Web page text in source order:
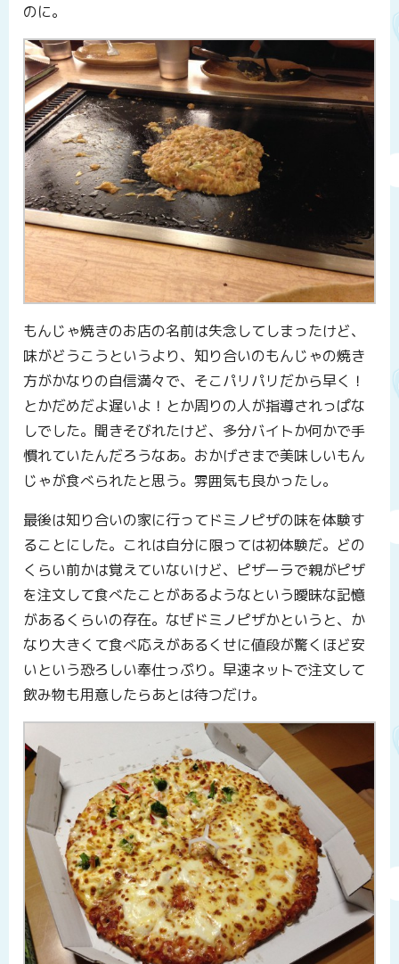
のに。
もんじゃ焼きのお店の名前は失念してしまったけど、
味がどうこうというより、知り合いのもんじゃの焼き
方がかなりの自信満々で、そこパリパリだから早く！
とかだめだよ遅いよ！とか周りの人が指導されっぱな
しでした。聞きそびれたけど、多分バイトか何かで手
慣れていたんだろうなあ。おかげさまで美味しいもん
じゃが食べられたと思う。雰囲気も良かったし。
最後は知り合いの家に行ってドミノピザの味を体験す
ることにした。これは自分に限っては初体験だ。どの
くらい前かは覚えていないけど、ピザーラで親がピザ
を注文して食べたことがあるようなという曖昧な記憶
があるくらいの存在。なぜドミノピザかというと、か
なり大きくて食べ応えがあるくせに値段が驚くほど安
いという恐ろしい奉仕っぷり。早速ネットで注文して
飲み物も用意したらあとは待つだけ。